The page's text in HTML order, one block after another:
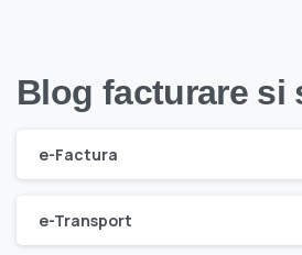
Blog facturare si
e-Factura
e-Transport